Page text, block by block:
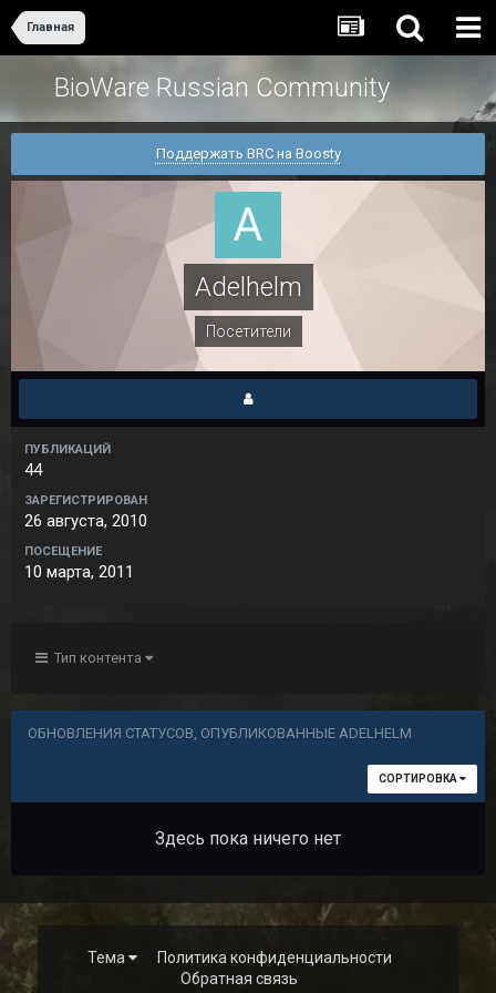
Главная
BioWare Russian Community
Поддержать BRC на Boosty
Adelhelm
Посетители
ПУБЛИКАЦИЙ
44
ЗАРЕГИСТРИРОВАН
26 августа, 2010
ПОСЕЩЕНИЕ
10 марта, 2011
Тип контента
ОБНОВЛЕНИЯ СТАТУСОВ, ОПУБЛИКОВАННЫЕ ADELHELM
СОРТИРОВКА
Здесь пока ничего нет
Тема
Политика конфиденциальности
Обратная связь